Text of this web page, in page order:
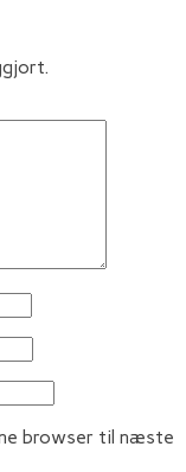
browser til næste